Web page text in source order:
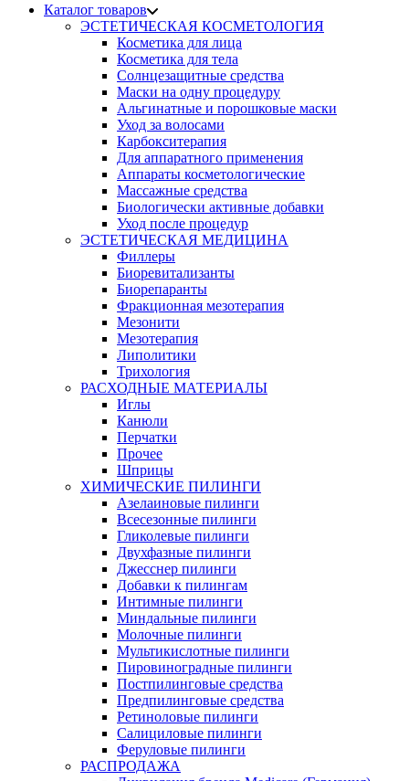
Каталог товаров
ЭСТЕТИЧЕСКАЯ КОСМЕТОЛОГИЯ
Косметика для лица
Косметика для тела
Солнцезащитные средства
Маски на одну процедуру
Альгинатные и порошковые маски
Уход за волосами
Карбокситерапия
Для аппаратного применения
Аппараты косметологические
Массажные средства
Биологически активные добавки
Уход после процедур
ЭСТЕТИЧЕСКАЯ МЕДИЦИНА
Филлеры
Биоревитализанты
Биорепаранты
Фракционная мезотерапия
Мезонити
Мезотерапия
Липолитики
Трихология
РАСХОДНЫЕ МАТЕРИАЛЫ
Иглы
Канюли
Перчатки
Прочее
Шприцы
ХИМИЧЕСКИЕ ПИЛИНГИ
Азелаиновые пилинги
Всесезонные пилинги
Гликолевые пилинги
Двухфазные пилинги
Джесснер пилинги
Добавки к пилингам
Интимные пилинги
Миндальные пилинги
Молочные пилинги
Мультикислотные пилинги
Пировиноградные пилинги
Постпилинговые средства
Предпилинговые средства
Ретиноловые пилинги
Салициловые пилинги
Феруловые пилинги
РАСПРОДАЖА